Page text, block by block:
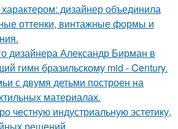
дизайнер объединила
оттенки, винтажные формы и
дизайнера Александр Бирман в
гимн бразильскому mid - Century.
с двумя детьми построен на
материалах.
честную индустриальную эстетику,